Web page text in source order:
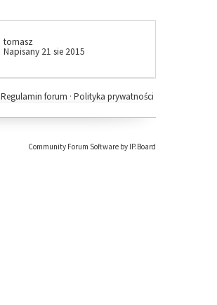
tomasz
Napisany 21 sie 2015
Polityka prywatności
Regulamin forum ·
Community Forum Software by IP.Board